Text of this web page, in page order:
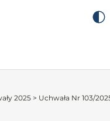
2025 > Uchwała Nr 103/